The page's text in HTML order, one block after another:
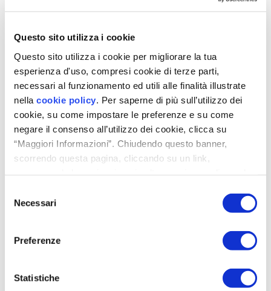
Questo sito utilizza i cookie
Questo sito utilizza i cookie per migliorare la tua
esperienza d'uso, compresi cookie di terze parti,
necessari al funzionamento ed utili alle finalità illustrate
nella cookie policy . Per saperne di più sull’utilizzo dei
cookie, su come impostare le preferenze e su come
negare il consenso all’utilizzo dei cookie, clicca su
“Maggiori Informazioni”. Chiudendo questo banner,
scorrendo questa pagina, cliccando su un link,
delNecessari
Preferenze
Statistiche
FlowPLUS
Con sensore umidità integrato e controllo via app
Scopri di più